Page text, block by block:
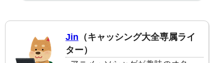
Jin （キャッシング大全専属ライ
ター）